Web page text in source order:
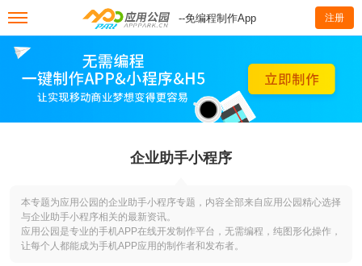
--免编程制作App 注册
企业助手小程序
本专题为应用公园的企业助手小程序专题，内容全部来自应用公园精心选择
与企业助手小程序相关的最新资讯。
应用公园是专业的手机APP在线开发制作平台，无需编程，纯图形化操作，
让每个人都能成为手机APP应用的制作者和发布者。